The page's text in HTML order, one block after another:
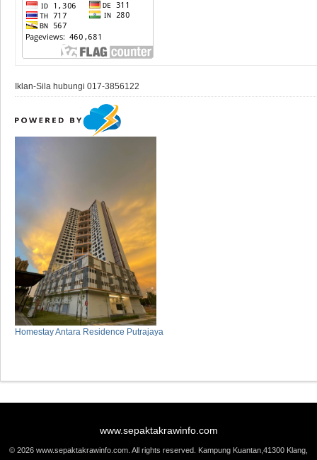
Iklan-Sila hubungi 017-3856122
Homestay Antara Residence Putrajaya
www.sepaktakrawinfo.com
© 2026 www.sepaktakrawinfo.com. All rights reserved. Kampung Kuantan,41300 Klang,